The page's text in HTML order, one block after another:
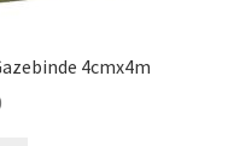
4cmx4m